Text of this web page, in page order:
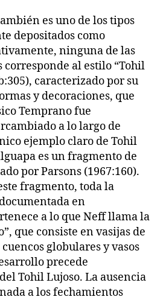
es uno de los tipos
depositados como
ninguna de las
corresponde al estilo “Tohil
caracterizado por su
y decoraciones, que
Temprano fue
a lo largo de
ejemplo claro de Tohil
es un fragmento de
por Parsons (1967:160).
fragmento, toda la
en
a lo que Neff llama la
que consiste en vasijas de
globulares y vasos
precede
Tohil Lujoso. La ausencia
a los fechamientos